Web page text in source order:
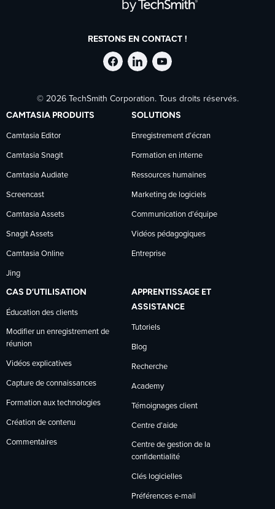
RESTONS EN CONTACT !
Suivre
TechSmith
sur
Facebook
Suivre
TechSmith
sur
LinkedIn
Suivre
TechSmith
sur
YouTube
© 2026 TechSmith Corporation. Tous droits réservés.
CAMTASIA PRODUITS
Camtasia Editor
Camtasia Snagit
Camtasia Audiate
Screencast
Camtasia Assets
Snagit Assets
Camtasia Online
Jing
SOLUTIONS
Enregistrement d’écran
Formation en interne
Ressources humaines
Marketing de logiciels
Communication d’équipe
Vidéos pédagogiques
Entreprise
CAS D’UTILISATION
Éducation des clients
Modifier un enregistrement de
réunion
Vidéos explicatives
Capture de connaissances
Formation aux technologies
Création de contenu
Commentaires
APPRENTISSAGE ET
ASSISTANCE
Tutoriels
Blog
Recherche
Academy
Témoignages client
Centre d’aide
Centre de gestion de la
confidentialité
Clés logicielles
Préférences e-mail